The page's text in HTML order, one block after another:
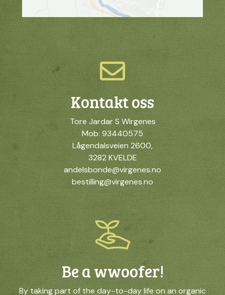
Kontakt oss
Tore Jardar S Wirgenes
Mob: 93440575
Lågendalsveien 2600,
3282 KVELDE
andelsbonde@virgenes.no
bestilling@virgenes.no
Be a wwoofer!
By taking part of the day-to-day life on an organic